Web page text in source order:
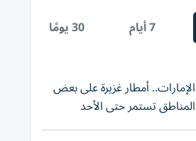
7 أيام 30 يومًا
الإمارات.. أمطار غزيرة على بعض
المناطق تستمر حتى الأحد